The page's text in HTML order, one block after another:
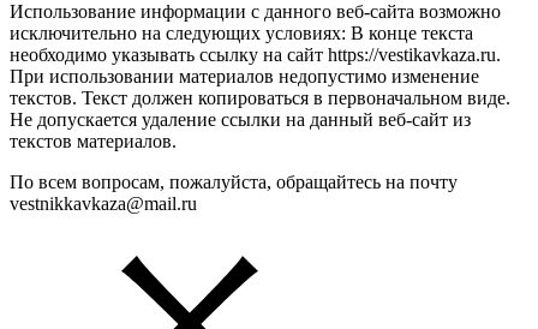
Использование информации с данного веб-сайта возможно
исключительно на следующих условиях: В конце текста
необходимо указывать ссылку на сайт https://vestikavkaza.ru.
При использовании материалов недопустимо изменение
текстов. Текст должен копироваться в первоначальном виде.
Не допускается удаление ссылки на данный веб-сайт из
текстов материалов.
По всем вопросам, пожалуйста, обращайтесь на почту
vestnikkavkaza@mail.ru